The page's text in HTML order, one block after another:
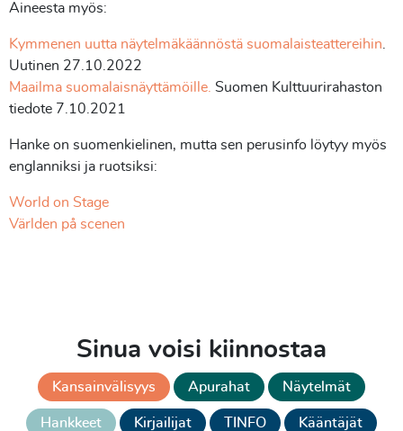
Aineesta myös:
Kymmenen uutta näytelmäkäännöstä suomalaisteattereihin
Uutinen 27.10.2022
Maailma suomalaisnäyttämöille. Suomen Kulttuurirahaston
tiedote 7.10.2021
Hanke on suomenkielinen, mutta sen perusinfo löytyy myös
englanniksi ja ruotsiksi:
World on Stage
Världen på scenen
Sinua voisi kiinnostaa
Kansainvälisyys Apurahat Näytelmät
Hankkeet Kirjailijat TINFO Kääntäjät